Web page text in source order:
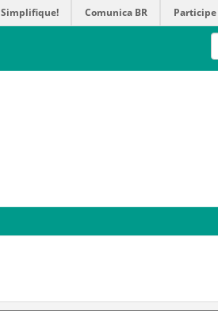
Simplifique! Comunica BR Participe